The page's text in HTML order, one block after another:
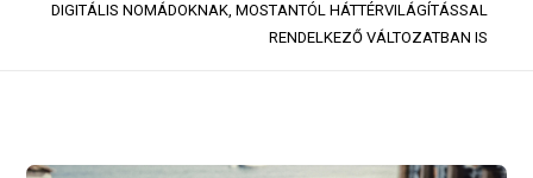
DIGITÁLIS NOMÁDOKNAK, MOSTANTÓL HÁTTÉRVILÁGÍTÁSSAL
RENDELKEZŐ VÁLTOZATBAN IS